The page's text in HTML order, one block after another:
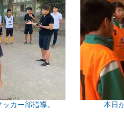
カー部指導。 本日